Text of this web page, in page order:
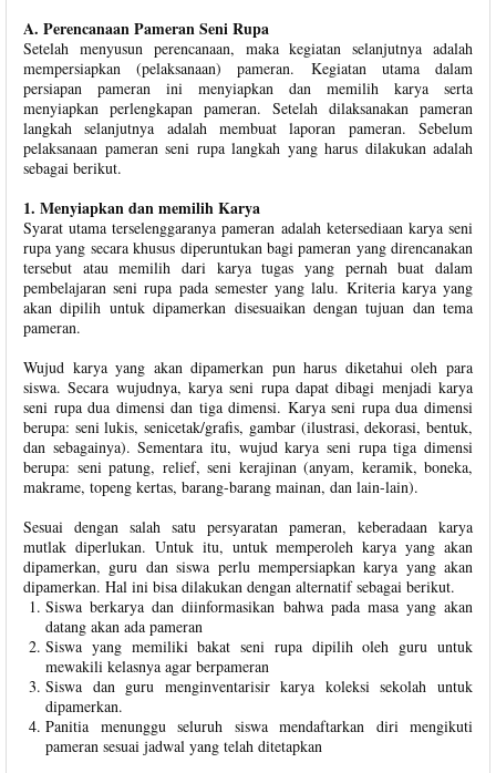
A. Perencanaan Pameran Seni Rupa
Setelah menyusun perencanaan, maka kegiatan selanjutnya adalah
mempersiapkan (pelaksanaan) pameran. Kegiatan utama dalam
persiapan pameran ini menyiapkan dan memilih karya serta
menyiapkan perlengkapan pameran. Setelah dilaksanakan pameran
langkah selanjutnya adalah membuat laporan pameran. Sebelum
pelaksanaan pameran seni rupa langkah yang harus dilakukan adalah
sebagai berikut.
1. Menyiapkan dan memilih Karya
Syarat utama terselenggaranya pameran adalah ketersediaan karya seni
rupa yang secara khusus diperuntukan bagi pameran yang direncanakan
tersebut atau memilih dari karya tugas yang pernah buat dalam
pembelajaran seni rupa pada semester yang lalu. Kriteria karya yang
akan dipilih untuk dipamerkan disesuaikan dengan tujuan dan tema
pameran.
Wujud karya yang akan dipamerkan pun harus diketahui oleh para
siswa. Secara wujudnya, karya seni rupa dapat dibagi menjadi karya
seni rupa dua dimensi dan tiga dimensi. Karya seni rupa dua dimensi
berupa: seni lukis, senicetak/grafis, gambar (ilustrasi, dekorasi, bentuk,
dan sebagainya). Sementara itu, wujud karya seni rupa tiga dimensi
berupa: seni patung, relief, seni kerajinan (anyam, keramik, boneka,
makrame, topeng kertas, barang-barang mainan, dan lain-lain).
Sesuai dengan salah satu persyaratan pameran, keberadaan karya
mutlak diperlukan. Untuk itu, untuk memperoleh karya yang akan
dipamerkan, guru dan siswa perlu mempersiapkan karya yang akan
dipamerkan. Hal ini bisa dilakukan dengan alternatif sebagai berikut.
Siswa berkarya dan diinformasikan bahwa pada masa yang akan
datang akan ada pameran
Siswa yang memiliki bakat seni rupa dipilih oleh guru untuk
mewakili kelasnya agar berpameran
Siswa dan guru menginventarisir karya koleksi sekolah untuk
dipamerkan.
Panitia menunggu seluruh siswa mendaftarkan diri mengikuti
pameran sesuai jadwal yang telah ditetapkan